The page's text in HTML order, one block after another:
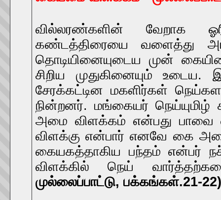
வில்லரண்களின் வேறாக
கண்டத்திரையை வளைத்து
தொடியினையுடைய முன்
சிறிய முதுகினையும்
சேரக்கட்டின மகளிர்கள்
நின்றனர். மங்கையர்
அமை விளக்கம் என்பது பாவை
விளக்கு என்பார் எனவே கை
கையகத்தாகிய பந்தம் என்பர்
விளக்கில் நெய்
முல்லைப்பாட்டு, பக்கங்கள்.21-22)